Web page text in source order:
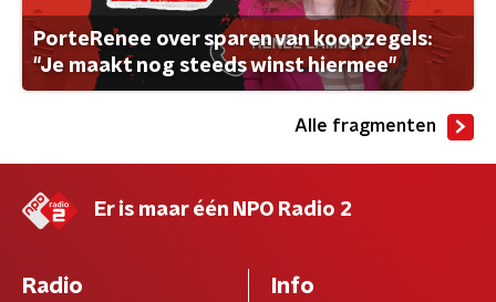
PorteRenee over sparen van koopzegels:
"Je maakt nog steeds winst hiermee"
Alle fragmenten
Er is maar één NPO Radio 2
Radio Info